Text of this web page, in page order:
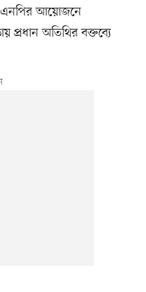
আয়োজনে
প্রধান অতিথির বক্তব্যে